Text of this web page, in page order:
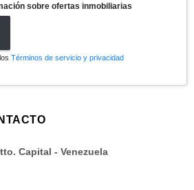
sobre ofertas inmobiliarias
Términos de servicio y privacidad
Capital - Venezuela